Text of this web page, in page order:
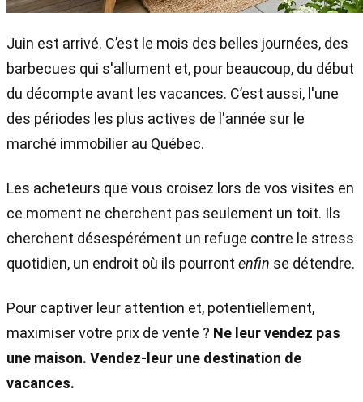
Juin est arrivé. C’est le mois des belles journées, des
barbecues qui s'allument et, pour beaucoup, du début
du décompte avant les vacances. C’est aussi, l'une
des périodes les plus actives de l'année sur le
marché immobilier au Québec.
Les acheteurs que vous croisez lors de vos visites en
ce moment ne cherchent pas seulement un toit. Ils
cherchent désespérément un refuge contre le stress
quotidien, un endroit où ils pourront enfin se détendre.
Pour captiver leur attention et, potentiellement,
maximiser votre prix de vente ? Ne leur vendez pas
une maison. Vendez-leur une destination de
vacances.